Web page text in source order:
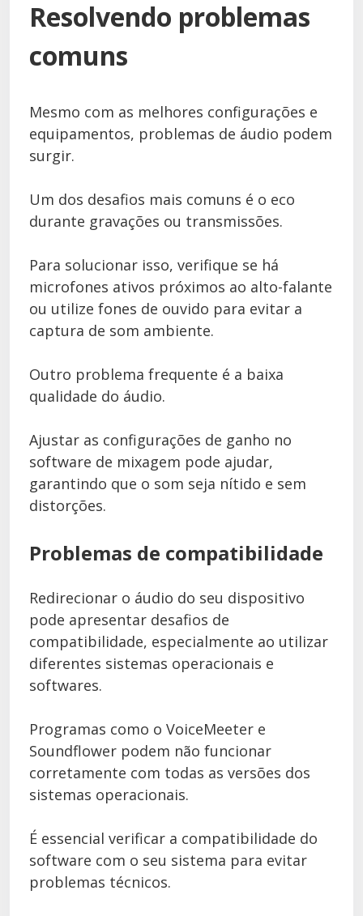
Resolvendo problemas
comuns
Mesmo com as melhores configurações e
equipamentos, problemas de áudio podem
surgir.
Um dos desafios mais comuns é o eco
durante gravações ou transmissões.
Para solucionar isso, verifique se há
microfones ativos próximos ao alto-falante
ou utilize fones de ouvido para evitar a
captura de som ambiente.
Outro problema frequente é a baixa
qualidade do áudio.
Ajustar as configurações de ganho no
software de mixagem pode ajudar,
garantindo que o som seja nítido e sem
distorções.
Problemas de compatibilidade
Redirecionar o áudio do seu dispositivo
pode apresentar desafios de
compatibilidade, especialmente ao utilizar
diferentes sistemas operacionais e
softwares.
Programas como o VoiceMeeter e
Soundflower podem não funcionar
corretamente com todas as versões dos
sistemas operacionais.
É essencial verificar a compatibilidade do
software com o seu sistema para evitar
problemas técnicos.